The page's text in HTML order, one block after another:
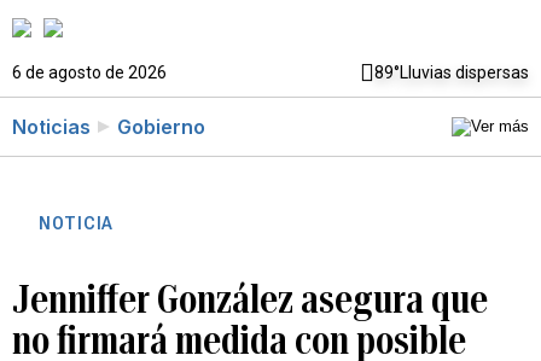
6 de agosto de 2026 89°Lluvias dispersas
Noticias Gobierno
NOTICIA
Jenniffer González asegura que
no firmará medida con posible